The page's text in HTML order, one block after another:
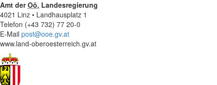
Amt derOö. Landesregierung
4021 Linz • Landhausplatz 1
Telefon (+43 732) 77 20-0
E-Mail post@ooe.gv.at
www.land-oberoesterreich.gv.at